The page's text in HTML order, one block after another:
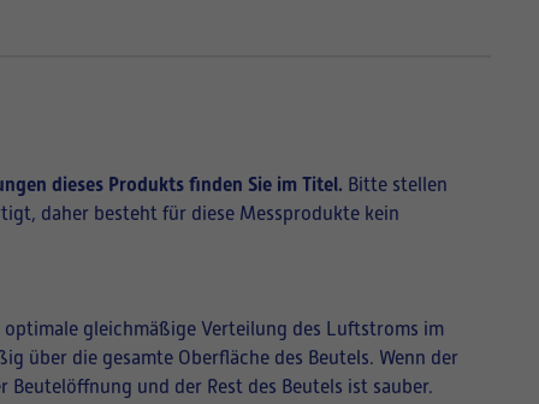
dieses Produkts finden Sie im Titel. Bitte stellen
daher besteht für diese Messprodukte kein
gleichmäßige Verteilung des Luftstroms im
über die gesamte Oberfläche des Beutels. Wenn der
und der Rest des Beutels ist sauber.